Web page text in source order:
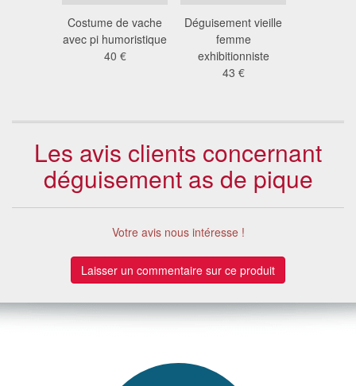
Costume de vache
avec pi humoristique
40 €
Déguisement vieille
femme
exhibitionniste
43 €
Les avis clients concernant
déguisement as de pique
Votre avis nous intéresse !
Laisser un commentaire sur ce produit